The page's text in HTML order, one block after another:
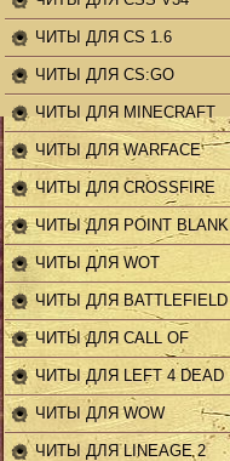
ЧИТЫ ДЛЯ CS 1.6
ЧИТЫ ДЛЯ CS:GO
ЧИТЫ ДЛЯ MINECRAFT
ЧИТЫ ДЛЯ WARFACE
ЧИТЫ ДЛЯ CROSSFIRE
ЧИТЫ ДЛЯ POINT BLANK
ЧИТЫ ДЛЯ WOT
ЧИТЫ ДЛЯ BATTLEFIELD
ЧИТЫ ДЛЯ CALL OF
DUTY
ЧИТЫ ДЛЯ LEFT 4 DEAD
2
ЧИТЫ ДЛЯ WOW
ЧИТЫ ДЛЯ LINEAGE 2